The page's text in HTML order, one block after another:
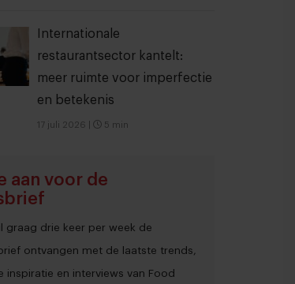
Internationale
restaurantsector kantelt:
meer ruimte voor imperfectie
en betekenis
17 juli 2026 5 min
aan voor de
graag drie keer per week de
ontvangen met de laatste trends,
inspiratie en interviews van Food